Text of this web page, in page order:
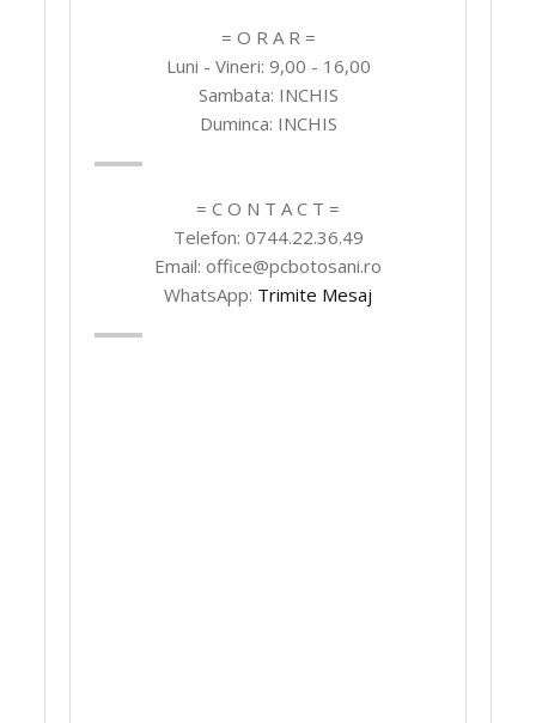
= O R A R =
Luni - Vineri: 9,00 - 16,00
Sambata: INCHIS
Duminca: INCHIS
= C O N T A C T =
Telefon: 0744.22.36.49
Email: office@pcbotosani.ro
WhatsApp: Trimite Mesaj